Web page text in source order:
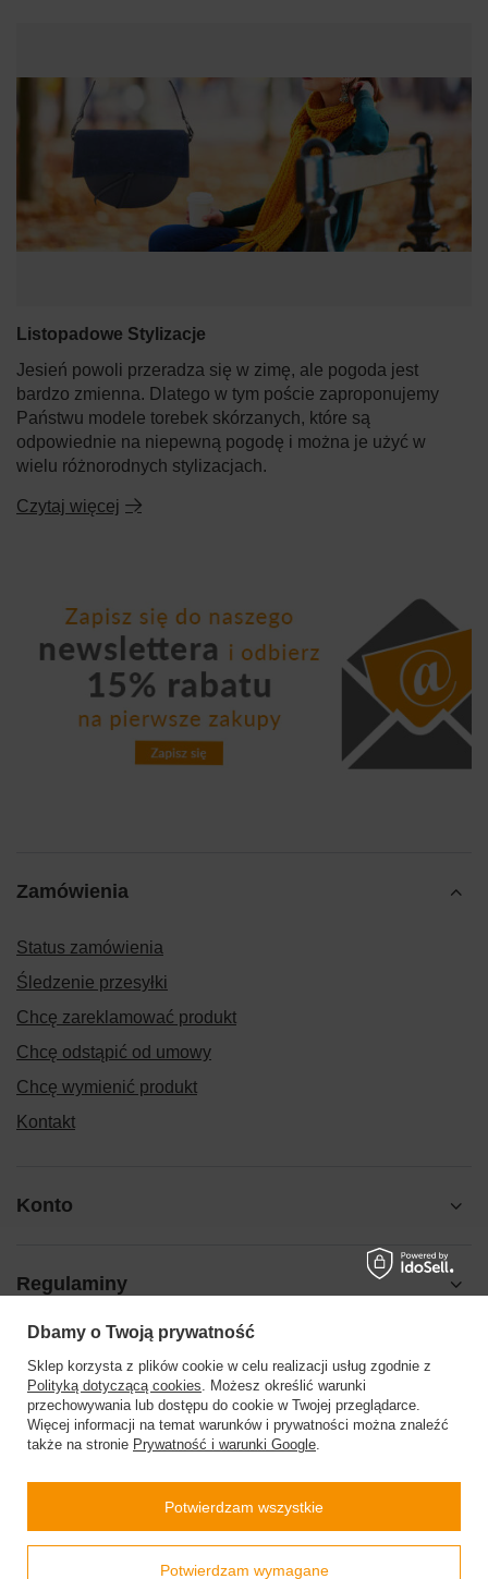
Listopadowe Stylizacje
Jesień powoli przeradza się w zimę, ale pogoda jest
bardzo zmienna. Dlatego w tym poście zaproponujemy
Państwu modele torebek skórzanych, które są
odpowiednie na niepewną pogodę i można je użyć w
wielu różnorodnych stylizacjach.
Czytaj więcej
Zamówienia
Status zamówienia
Śledzenie przesyłki
Chcę zareklamować produkt
Chcę odstąpić od umowy
Chcę wymienić produkt
Kontakt
Konto
Regulaminy
Pomoc
504199123 sklep@barberinis.pl
,32-087Bibice
Dbamy o Twoją prywatność
Sklep korzysta z plików cookie w celu realizacji usług zgodnie z
Polityką dotyczącą cookies. Możesz określić warunki
przechowywania lub dostępu do cookie w Twojej przeglądarce.
Więcej informacji na temat warunków i prywatności można znaleźć
także na stronie Prywatność i warunki Google.
Potwierdzam wymagane
Potwierdzam wszystkie